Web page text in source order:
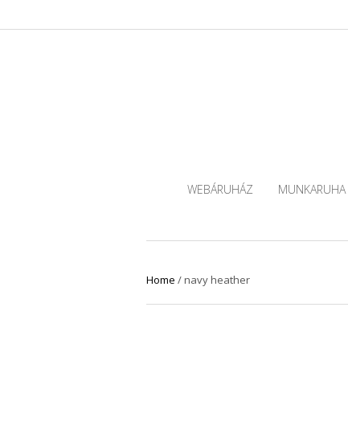
WEBÁRUHÁZ MUNKARUHA
Home /navy heather